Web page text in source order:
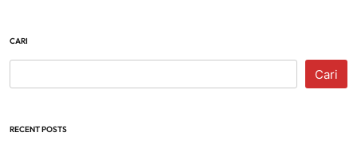
CARI
Cari
RECENT POSTS